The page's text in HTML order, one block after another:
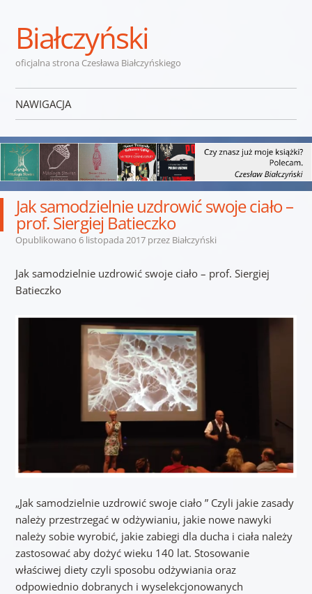
Białczyński
oficjalna strona Czesława Białczyńskiego
NAWIGACJA
Jak samodzielnie uzdrowić swoje ciało –
prof. Siergiej Batieczko
Opublikowano 6 listopada 2017przez Białczyński
Jak samodzielnie uzdrowić swoje ciało – prof. Siergiej
Batieczko
„Jak samodzielnie uzdrowić swoje ciało ” Czyli jakie zasady
należy przestrzegać w odżywianiu, jakie nowe nawyki
należy sobie wyrobić, jakie zabiegi dla ducha i ciała należy
zastosować aby dożyć wieku 140 lat. Stosowanie
właściwej diety czyli sposobu odżywiania oraz
odpowiednio dobranych i wyselekcjonowanych